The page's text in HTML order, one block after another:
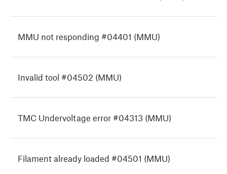
MMU not responding #04401 (MMU)
Invalid tool #04502 (MMU)
TMC Undervoltage error #04313 (MMU)
Filament already loaded #04501 (MMU)